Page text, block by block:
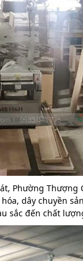
Phường Thượng
dây chuyền
sắc đến chất